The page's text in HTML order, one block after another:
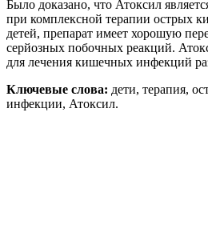
Было доказано, что Атоксил
при комплексной терапии острых
детей, препарат имеет хорошую
серйозных побочных реакций.
для лечения кишечных инфекций
Ключевые слова: дети, терапия,
инфекции, Атоксил.